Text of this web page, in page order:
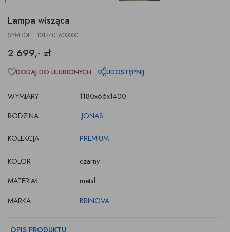
Lampa wisząca
SYMBOL: 1017401600000
2 699,- zł
WYMIARY
1180x66x1400
RODZINA
JONAS
KOLEKCJA PREMIUM
KOLOR
czarny
MATERIAŁ
metal
MARKA
BRINOVA
DODAJ DO ULUBIONYCH UDOSTĘPNIJ